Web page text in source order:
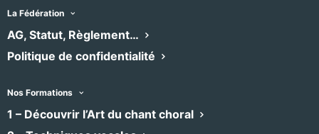
La Fédération
AG, Statut, Règlement…
Politique de confidentialité
Nos Formations
1 – Découvrir l’Art du chant choral
Ensemble Vocal de Pézenas
Évènements dans ce organisateur